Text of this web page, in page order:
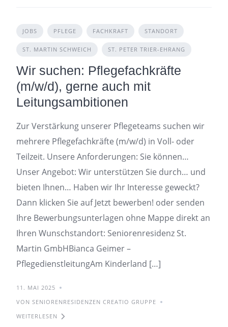
JOBS PFLEGE FACHKRAFT STANDORT
ST. MARTIN SCHWEICH ST. PETER TRIER-EHRANG
Wir suchen: Pflegefachkräfte
(m/w/d), gerne auch mit
Leitungsambitionen
Zur Verstärkung unserer Pflegeteams suchen wir
mehrere Pflegefachkräfte (m/w/d) in Voll- oder
Teilzeit. Unsere Anforderungen: Sie können…
Unser Angebot: Wir unterstützen Sie durch… und
bieten Ihnen… Haben wir Ihr Interesse geweckt?
Dann klicken Sie auf Jetzt bewerben! oder senden
Ihre Bewerbungsunterlagen ohne Mappe direkt an
Ihren Wunschstandort: Seniorenresidenz St.
Martin GmbHBianca Geimer –
PflegedienstleitungAm Kinderland […]
11. MAI 2025
VON SENIORENRESIDENZEN CREATIO GRUPPE
WEITERLESEN